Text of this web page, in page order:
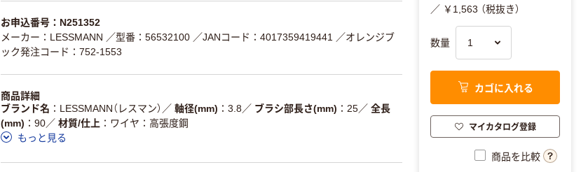
お申込番号：N251352
メーカー：LESSMANN ／型番：56532100 ／JANコード：4017359419441
／オレンジブ
ック発注コード：752-1553
商品詳細
ブランド名
LESSMANN（レスマン） ／ 軸径(mm) 3.8 ／ ブラシ部長さ(mm) 25／ 全長
(mm)
90／ 材質/仕上
ワイヤ：高張度鋼
もっと見る
／ ￥1,563 （税抜き）
数量
カゴに入れる
マイカタログ登録
商品を比較